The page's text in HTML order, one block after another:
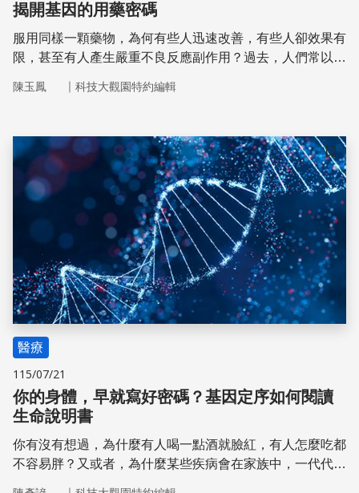
揭開基因的用藥密碼
服用同樣一顆藥物，為何有些人迅速改善，有些人卻效果有
限，甚至有人產生嚴重不良反應副作用？過去，人們常以
陳玉鳳 ｜ 科技大觀園特約編輯
儲存
醫療
115/07/21
你的身體，早就寫好密碼？基因定序如何閱讀
生命說明書
你有沒有想過，為什麼有人喝一點酒就臉紅，有人怎麼吃都
不容易胖？又或者，為什麼某些疾病會在家族中，一代代接